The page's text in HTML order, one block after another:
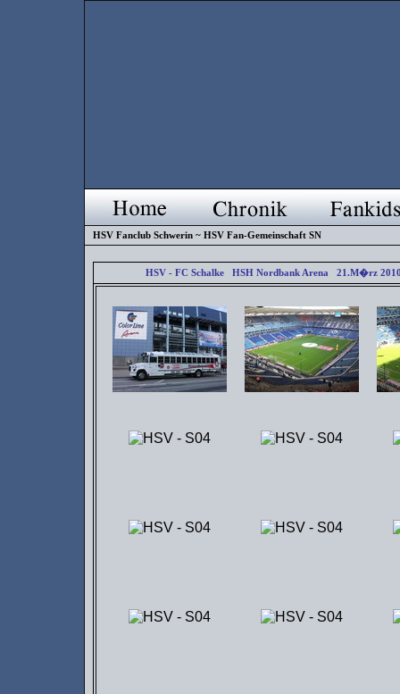
HSV Fanclub Schwerin ~ HSV Fan-Gemeinschaft SN
HSV - FC Schalke HSH Nordbank Arena 21.M�rz